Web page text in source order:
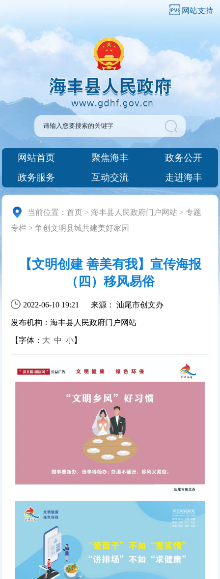
网站支持
网站首页 聚焦海丰
政务公开
政务服务
互动交流 走进海丰
当前位置：首页 >海丰县人民政府门户网站 >专题
专栏 >争创文明县城共建美好家园
【文明创建 善美有我】宣传海报
（四）移风易俗
2022-06-10 19:21 来源： 汕尾市创文办
发布机构：海丰县人民政府门户网站
【字体： 大 中 小】